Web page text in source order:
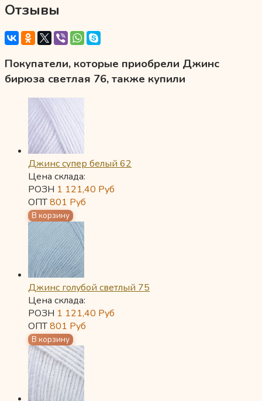
Отзывы
Покупатели, которые приобрели Джинс
бирюза светлая 76, также купили
Джинс супер белый 62
Цена склада:
РОЗН 1 121,40 Руб
ОПТ801 Руб
Джинс голубой светлый 75
Цена склада:
РОЗН 1 121,40 Руб
ОПТ801 Руб